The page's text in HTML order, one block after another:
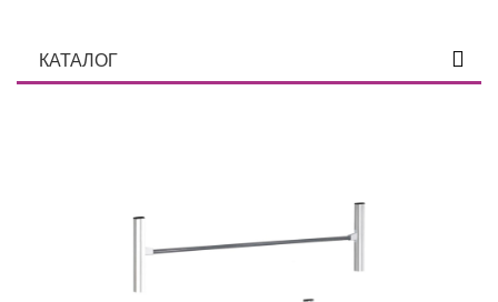
КАТАЛОГ
Стойки упаковочные и для рулонов Gresson
Аксессуары для упаковочных столов Gresson